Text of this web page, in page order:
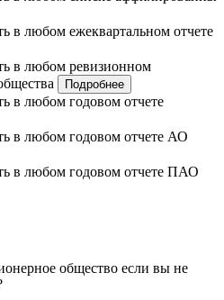
в любом ежеквартальном отчете
в любом ревизионном
Подробнее
в любом годовом отчете
в любом годовом отчете АО
в любом годовом отчете ПАО
общество если вы не